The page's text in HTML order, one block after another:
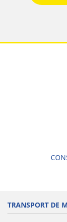
TRANSPORT DE